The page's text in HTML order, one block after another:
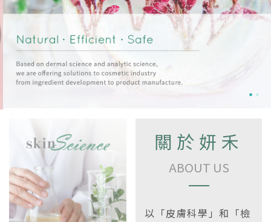
關於妍禾
ABOUT US
以「皮膚科學」和「檢